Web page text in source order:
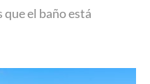
que el baño está